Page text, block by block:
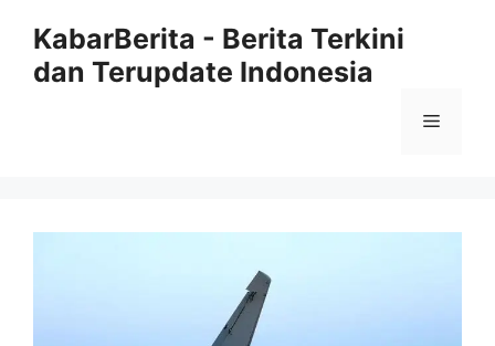
KabarBerita - Berita Terkini
dan Terupdate Indonesia
Menu